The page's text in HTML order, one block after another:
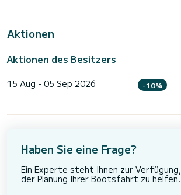
Aktionen
Aktionen des Besitzers
15 Aug - 05 Sep 2026 -10%
Haben Sie eine Frage?
Ein Experte steht Ihnen zur Verfügung,
der Planung Ihrer Bootsfahrt zu helfen.